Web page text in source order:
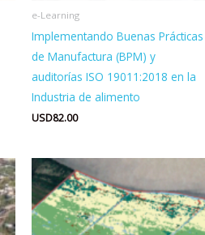
e-Learning
Implementando Buenas Prácticas
de Manufactura (BPM) y
auditorías ISO 19011:2018 en la
Industria de alimento
USD82.00